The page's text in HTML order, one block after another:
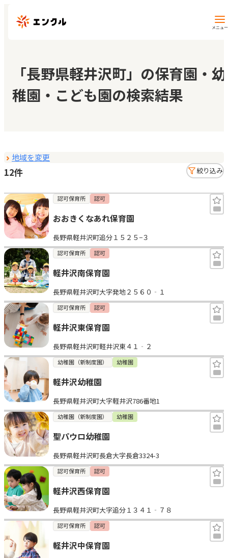
メニュー
保育園・幼稚園を探す
地図から探す
マイページ
お気に入り
見学日記
メッセージ
おすすめの園
エンクルの特徴と活用方法
コラム
お知らせ
「長野県軽井沢町」の保育園・幼
稚園・こども園の検索結果
地域を変更
12件 絞り込み
認可保育所 認可
おおきくなあれ保育園
長野県軽井沢町追分１５２５−３
認可保育所 認可
軽井沢南保育園
長野県軽井沢町大字発地２５６０‐１
認可保育所 認可
軽井沢東保育園
長野県軽井沢町軽井沢東４１‐２
幼稚園（新制度園） 幼稚園
軽井沢幼稚園
長野県軽井沢町大字軽井沢786番地1
幼稚園（新制度園） 幼稚園
聖パウロ幼稚園
長野県軽井沢町長倉大字長倉3324-3
認可保育所 認可
軽井沢西保育園
長野県軽井沢町大字追分１３４１‐７８
認可保育所 認可
軽井沢中保育園